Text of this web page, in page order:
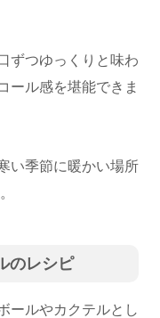
ずつゆっくりと味わ
ール感を堪能できま
い季節に暖かい場所
のレシピ
ールやカクテルとし